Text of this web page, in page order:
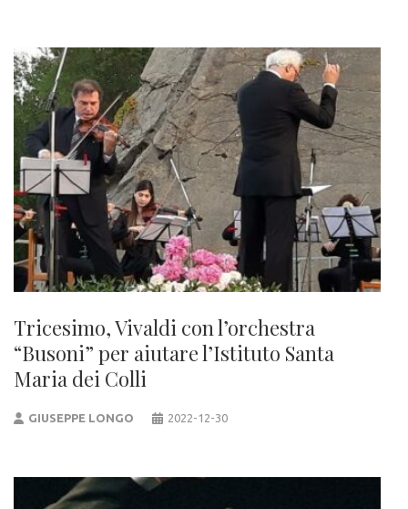
Tricesimo, Vivaldi con l’orchestra
“Busoni” per aiutare l’Istituto Santa
Maria dei Colli
GIUSEPPE LONGO 2022-12-30